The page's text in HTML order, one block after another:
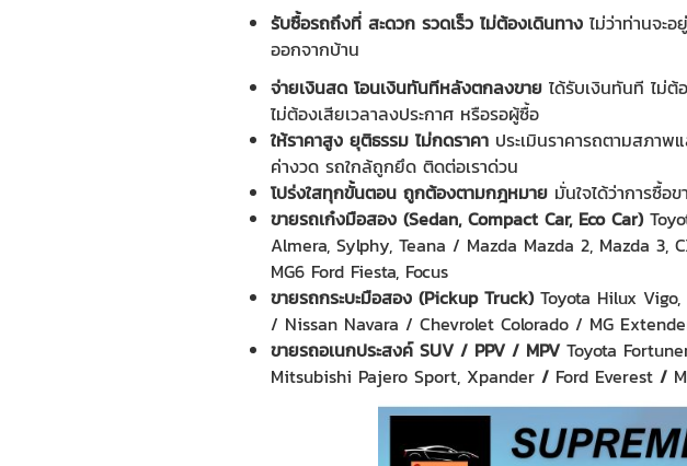
รับซื้อรถถึงที่ สะดวก รวดเร็ว ไม่ต้องเดินทาง ไม่ว่าท่านจะ
ออกจากบ้าน
จ่ายเงินสด โอนเงินทันทีหลังตกลงขาย ได้รับเงินทันที ไม่ต้
ไม่ต้องเสียเวลาลงประกาศ หรือรอผู้ซื้อ
ให้ราคาสูง ยุติธรรม ไม่กดราคา ประเมินราคารถตามสภา
ค่างวด รถใกล้ถูกยึด ติดต่อเราด่วน
โปร่งใสทุกขั้นตอน ถูกต้องตามกฎหมาย มั่นใจได้ว่าการซื้
ขายรถเก๋งมือสอง (Sedan, Compact Car, Eco Car)
Almera, Sylphy, Teana / Mazda Mazda 2, Mazda
MG6 Ford Fiesta, Focus
ขายรถกระบะมือสอง (Pickup Truck)Toyota Hilux
/ Nissan Navara / Chevrolet Colorado / MG
ขายรถอเนกประสงค์ SUV / PPV / MPV Toyota
Mitsubishi Pajero Sport, Xpander / Ford Everest /